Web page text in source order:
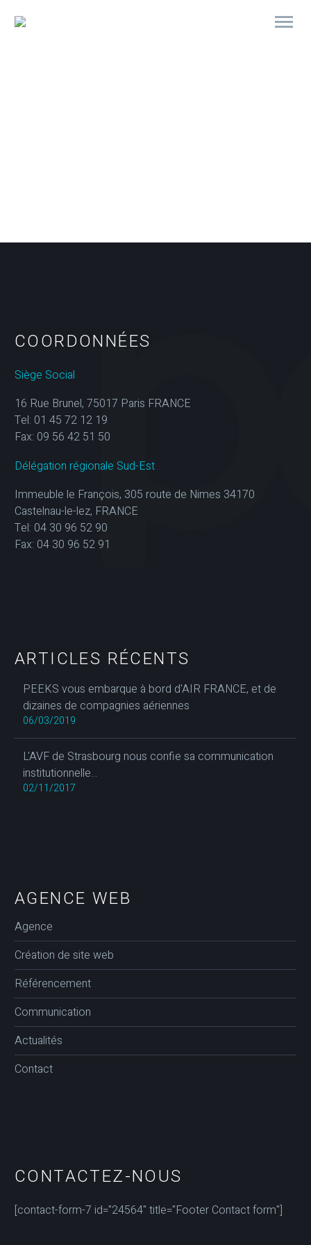
COORDONNÉES
Siège Social
16 Rue Brunel, 75017 Paris FRANCE
Tel: 01 45 72 12 19
Fax: 09 56 42 51 50
Délégation régionale Sud-Est
Immeuble le François, 305 route de Nimes 34170
Castelnau-le-lez, FRANCE
Tel: 04 30 96 52 90
Fax: 04 30 96 52 91
ARTICLES RÉCENTS
PEEKS vous embarque à bord d'AIR FRANCE, et de
dizaines de compagnies aériennes
06/03/2019
L'AVF de Strasbourg nous confie sa communication
institutionnelle...
02/11/2017
AGENCE WEB
Agence
Création de site web
Référencement
Communication
Actualités
Contact
CONTACTEZ-NOUS
[contact-form-7 id="24564" title="Footer Contact form"]